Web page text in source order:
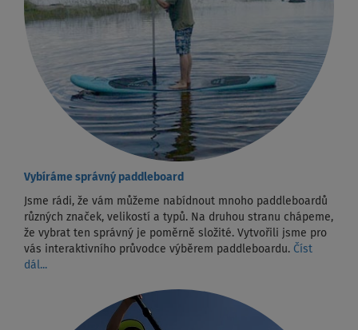
Vybíráme správný paddleboard
Jsme rádi, že vám můžeme nabídnout mnoho paddleboardů
různých značek, velikostí a typů. Na druhou stranu chápeme,
že vybrat ten správný je poměrně složité. Vytvořili jsme pro
vás interaktivního průvodce výběrem paddleboardu. Číst
dál...